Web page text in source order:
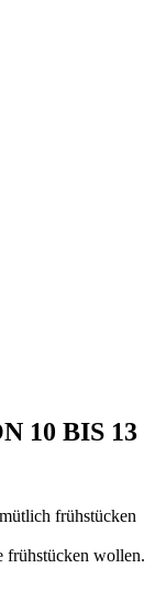
10 BIS 13
frühstücken
frühstücken wollen.